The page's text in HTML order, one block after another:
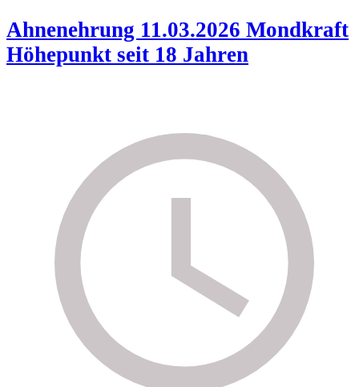
Ahnenehrung 11.03.2026 Mondkraft
Höhepunkt seit 18 Jahren